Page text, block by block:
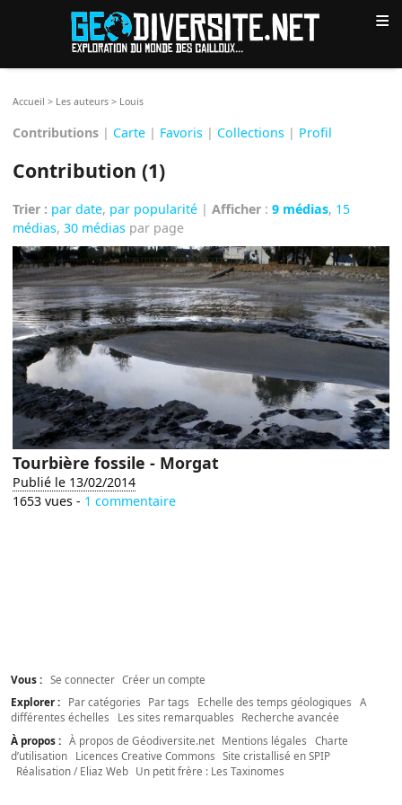
≡
Accueil > Les auteurs > Louis
Contributions | Carte | Favoris | Collections | Profil
Contribution (1)
Trier : par date, par popularité |Afficher :9 médias, 15
médias,30 médias par page
Tourbière fossile - Morgat
Publié le 13/02/2014
1653 vues - 1 commentaire
Vous : Se connecter Créer un compte
Explorer :
Par catégories Par tags Echelle des temps géologiques
A
différentes échelles
Les sites remarquables
Recherche avancée
À propos : À propos de Géodiversite.net Mentions légales
Charte
d’utilisation
Licences Creative Commons Site cristallisé en SPIP
Réalisation / Eliaz Web Un petit frère : Les Taxinomes